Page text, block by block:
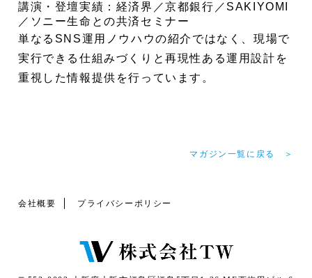
講演・登壇実績：経済界／京都銀行／SAKIYOMI
／ソニー生命との共済セミナー
単なるSNS運用ノウハウの紹介ではなく、現場で
実行できる仕組みづくりと再現性ある運用設計を
重視した情報提供を行っています。
マガジン一覧に戻る ＞
会社概要 プライバシーポリシー